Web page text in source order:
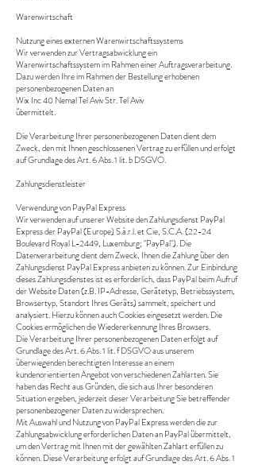
Warenwirtschaft
Nutzung eines externen Warenwirtschaftssystems
Wir verwenden zur Vertragsabwicklung ein
Warenwirtschaftssystem im Rahmen einer Auftragsverarbeitung.
Dazu werden Ihre im Rahmen der Bestellung erhobenen
personenbezogenen Daten an
Wix Inc 40 Nemal Tel Aviv Str. Tel Aviv
übermittelt.
Die Verarbeitung Ihrer personenbezogenen Daten dient dem
Zweck, den mit Ihnen geschlossenen Vertrag zu erfüllen und erfolgt
auf Grundlage des Art. 6 Abs. 1 lit. b DSGVO.
Zahlungsdienstleister
Verwendung von PayPal Express
Wir verwenden auf unserer Website den Zahlungsdienst PayPal
Express der PayPal (Europe) S.à.r.l. et Cie, S.C.A. (22-24
Boulevard Royal L-2449, Luxemburg; "PayPal"). Die
Datenverarbeitung dient dem Zweck, Ihnen die Zahlung über den
Zahlungsdienst PayPal Express anbieten zu können. Zur Einbindung
dieses Zahlungsdienstes ist es erforderlich, dass PayPal beim Aufruf
der Website Daten (z.B. IP-Adresse, Gerätetyp, Betriebssystem,
Browsertyp, Standort Ihres Geräts) sammelt, speichert und
analysiert. Hierzu können auch Cookies eingesetzt werden. Die
Cookies ermöglichen die Wiedererkennung Ihres Browsers.
Die Verarbeitung Ihrer personenbezogenen Daten erfolgt auf
Grundlage des Art. 6 Abs. 1 lit. f DSGVO aus unserem
überwiegenden berechtigten Interesse an einem
kundenorientierten Angebot von verschiedenen Zahlarten. Sie
haben das Recht aus Gründen, die sich aus Ihrer besonderen
Situation ergeben, jederzeit dieser Verarbeitung Sie betreffender
personenbezogener Daten zu widersprechen.
Mit Auswahl und Nutzung von PayPal Express werden die zur
Zahlungsabwicklung erforderlichen Daten an PayPal übermittelt,
um den Vertrag mit Ihnen mit der gewählten Zahlart erfüllen zu
können. Diese Verarbeitung erfolgt auf Grundlage des Art. 6 Abs. 1